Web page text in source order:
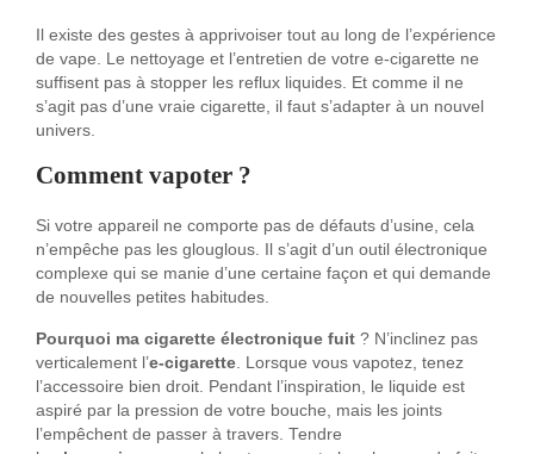
Il existe des gestes à apprivoiser tout au long de l’expérience
de vape. Le nettoyage et l’entretien de votre e-cigarette ne
suffisent pas à stopper les reflux liquides. Et comme il ne
s’agit pas d’une vraie cigarette, il faut s’adapter à un nouvel
univers.
Comment vapoter ?
Si votre appareil ne comporte pas de défauts d’usine, cela
n’empêche pas les glouglous. Il s’agit d’un outil électronique
complexe qui se manie d’une certaine façon et qui demande
de nouvelles petites habitudes.
Pourquoi ma cigarette électronique fuit ? N’inclinez pas
verticalement l’e-cigarette . Lorsque vous vapotez, tenez
l’accessoire bien droit. Pendant l’inspiration, le liquide est
aspiré par la pression de votre bouche, mais les joints
l’empêchent de passer à travers. Tendre